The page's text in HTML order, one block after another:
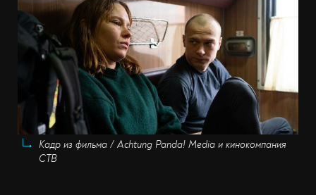
Кадр из фильма / Achtung Panda! Media и кинокомпания
СТВ